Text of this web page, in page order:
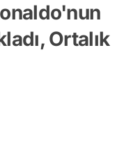
Ortalık